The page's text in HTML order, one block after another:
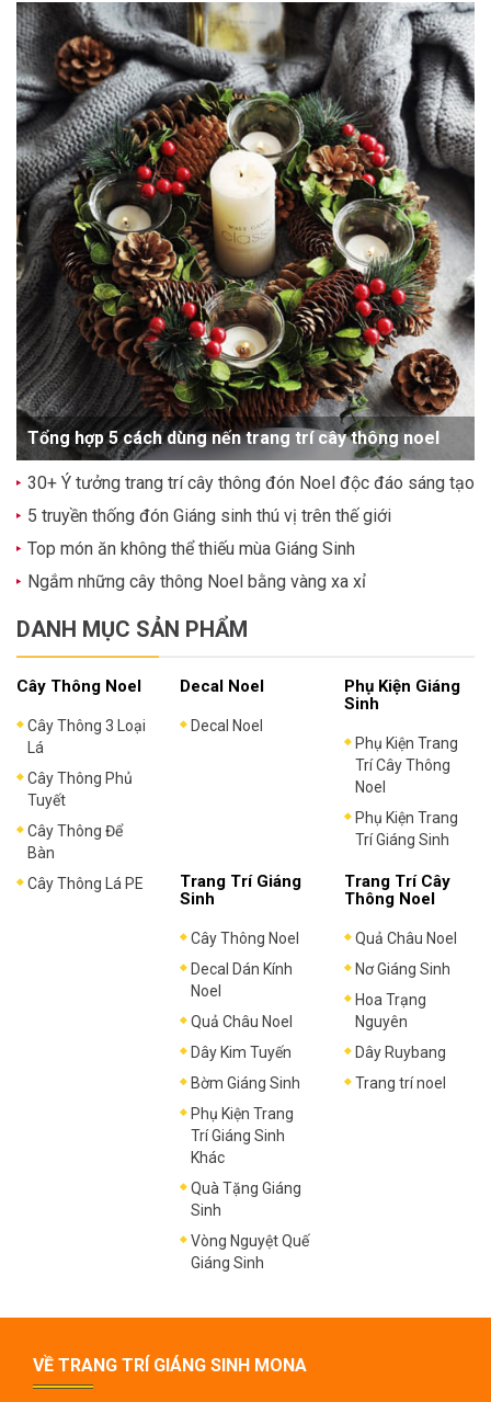
Tổng hợp 5 cách dùng nến trang trí cây thông noel
30+ Ý tưởng trang trí cây thông đón Noel độc đáo sáng tạo
5 truyền thống đón Giáng sinh thú vị trên thế giới
Top món ăn không thể thiếu mùa Giáng Sinh
Ngắm những cây thông Noel bằng vàng xa xỉ
DANH MỤC SẢN PHẨM
Cây Thông Noel
Cây Thông 3 Loại
Lá
Cây Thông Phủ
Tuyết
Cây Thông Để
Bàn
Cây Thông Lá PE
Decal Noel
Decal Noel
Phụ Kiện Giáng
Sinh
Phụ Kiện Trang
Trí Cây Thông
Noel
Phụ Kiện Trang
Trí Giáng Sinh
Trang Trí Giáng
Sinh
Cây Thông Noel
Decal Dán Kính
Noel
Quả Châu Noel
Dây Kim Tuyến
Bờm Giáng Sinh
Phụ Kiện Trang
Trí Giáng Sinh
Khác
Quà Tặng Giáng
Sinh
Vòng Nguyệt Quế
Giáng Sinh
Trang Trí Cây
Thông Noel
Quả Châu Noel
Nơ Giáng Sinh
Hoa Trạng
Nguyên
Dây Ruybang
Trang trí noel
VỀ TRANG TRÍ GIÁNG SINH MONA